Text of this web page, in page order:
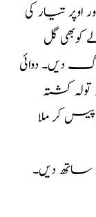
تیار کی
گل
دیں۔ دوائی
کشتہ
کر ملا
ساتھ دیں۔